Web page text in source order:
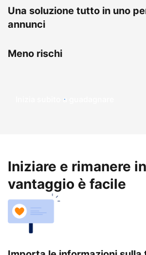
Una soluzione tutto in uno
annunci
Meno rischi
Inizia subito a guadagnare
Iniziare e rimanere in
vantaggio è facile